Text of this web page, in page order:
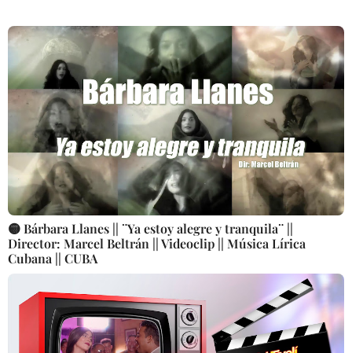
🟡 Bárbara Llanes || ¨Ya estoy alegre y tranquila¨ ||
Director: Marcel Beltrán || Videoclip || Música Lírica
Cubana || CUBA